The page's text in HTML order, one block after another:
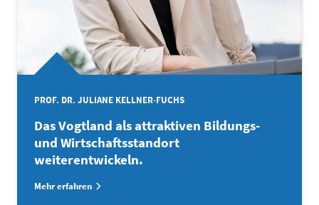
PROF. DR. JULIANE KELLNER-FUCHS
Das Vogtland als attraktiven Bildungs-
und Wirtschaftsstandort
weiterentwickeln.
Mehr erfahren